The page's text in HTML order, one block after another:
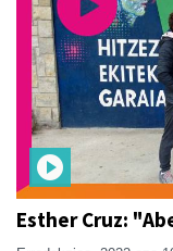
Esther Cruz: